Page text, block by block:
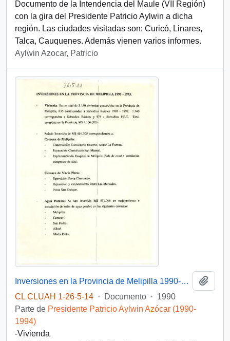
Documento de la Intendencia del Maule (VII Región)
con la gira del Presidente Patricio Aylwin a dicha
región. Las ciudades visitadas son: Curicó, Linares,
Talca, Cauquenes. Además vienen varios informes.
Aylwin Azocar, Patricio
Inversiones en la Provincia de Melipilla 1990-1993
CL CLUAH 1-26-5-14 · Documento · 1990
Parte de Presidente Patricio Aylwin Azócar (1990-
1994)
-Vivienda